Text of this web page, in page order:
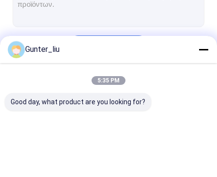
Μηχανή γεμίσματος και ράψιμης
Gunter_liu
5:35 PM
Good day, what product are you looking for?